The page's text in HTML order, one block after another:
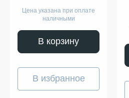
Цена указана при оплате
наличными
В корзину
В избранное